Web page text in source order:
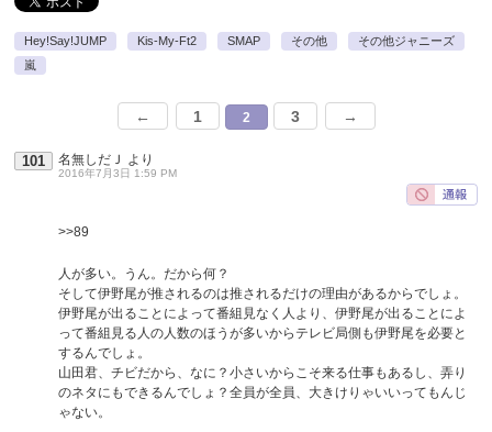
Hey!Say!JUMP Kis-My-Ft2 SMAP その他
その他ジャニーズ
嵐
← 1 2 3 →
101 名無しだＪ より
2016年7月3日 1:59 PM
>>89
人が多い。うん。だから何？
そして伊野尾が推されるのは推されるだけの理由があるからでしょ。
伊野尾が出ることによって番組見なく人より、伊野尾が出ることによ
って番組見る人の人数のほうが多いからテレビ局側も伊野尾を必要と
するんでしょ。
山田君、チビだから、なに？小さいからこそ来る仕事もあるし、弄り
のネタにもできるんでしょ？全員が全員、大きけりゃいいってもんじ
ゃない。